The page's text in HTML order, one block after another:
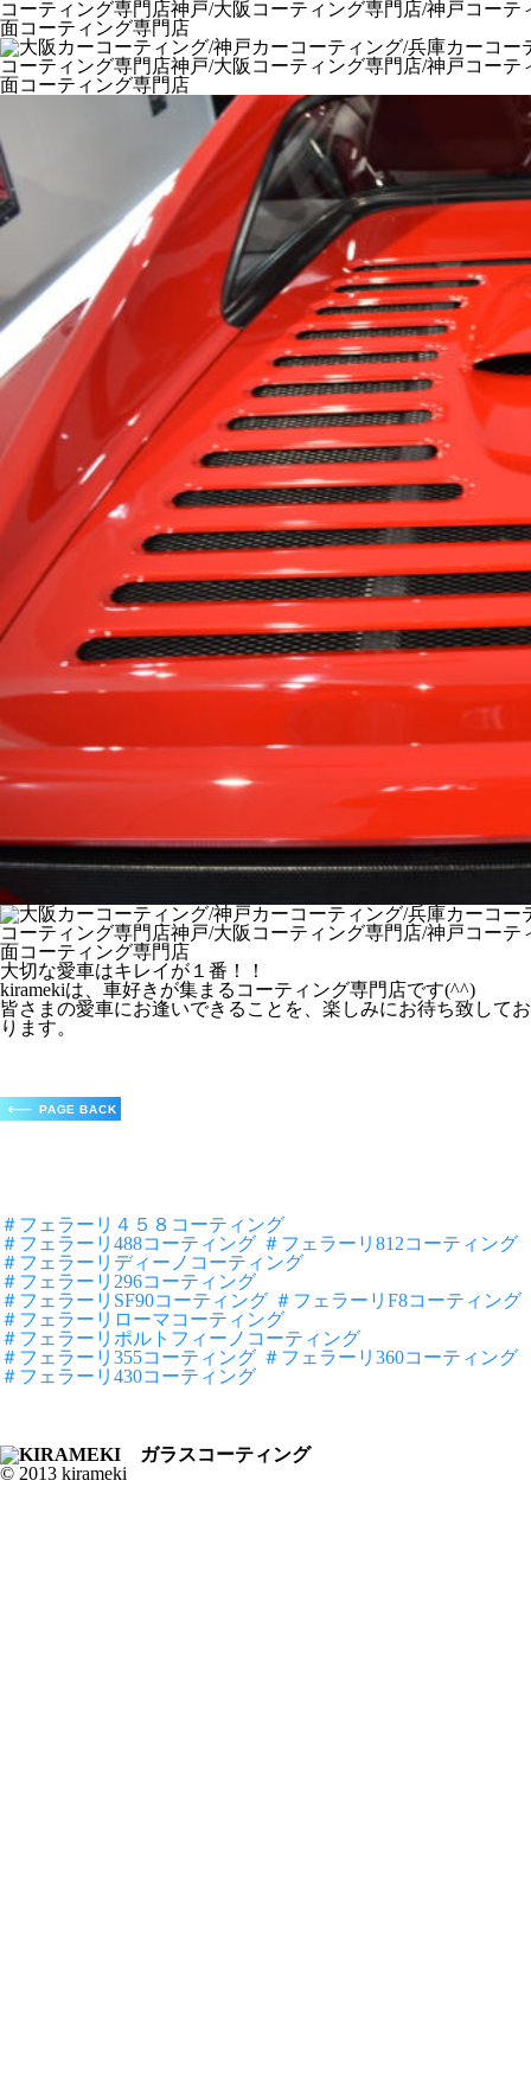
大切な愛車はキレイが１番！！
kiramekiは、車好きが集まるコーティング専門店です(^^)
皆さまの愛車にお逢いできることを、楽しみにお待ち致してお
ります。
＃フェラーリ４５８コーティング
＃フェラーリ488コーティング ＃フェラーリ812コーティング
＃フェラーリディーノコーティング
＃フェラーリ296コーティング
＃フェラーリSF90コーティング ＃フェラーリF8コーティング
＃フェラーリローマコーティング
＃フェラーリポルトフィーノコーティング
＃フェラーリ355コーティング ＃フェラーリ360コーティング
＃フェラーリ430コーティング
© 2013 kirameki